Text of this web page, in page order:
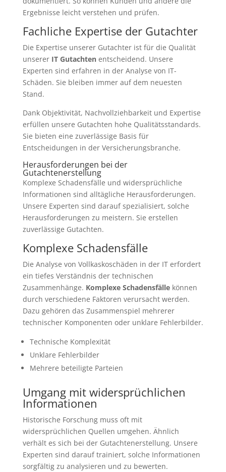
Ergebnisse leicht verstehen und prüfen.
Fachliche Expertise der Gutachter
Die Expertise unserer Gutachter ist für die Qualität
unserer IT Gutachtenentscheidend. Unsere
Experten sind erfahren in der Analyse von IT-
Schäden. Sie bleiben immer auf dem neuesten
Stand.
Dank Objektivität, Nachvollziehbarkeit und Expertise
erfüllen unsere Gutachten hohe Qualitätsstandards.
Sie bieten eine zuverlässige Basis für
Entscheidungen in der Versicherungsbranche.
Herausforderungen bei der
Gutachtenerstellung
Komplexe Schadensfälle und widersprüchliche
Informationen sind alltägliche Herausforderungen.
Unsere Experten sind darauf spezialisiert, solche
Herausforderungen zu meistern. Sie erstellen
zuverlässige Gutachten.
Komplexe Schadensfälle
Die Analyse von Vollkaskoschäden in der IT erfordert
ein tiefes Verständnis der technischen
Zusammenhänge. Komplexe Schadensfällekönnen
durch verschiedene Faktoren verursacht werden.
Dazu gehören das Zusammenspiel mehrerer
technischer Komponenten oder unklare Fehlerbilder.
Technische Komplexität
Unklare Fehlerbilder
Mehrere beteiligte Parteien
Umgang mit widersprüchlichen
Informationen
Historische Forschung muss oft mit
widersprüchlichen Quellen umgehen. Ähnlich
verhält es sich bei der Gutachtenerstellung. Unsere
Experten sind darauf trainiert, solche Informationen
sorgfältig zu analysieren und zu bewerten.